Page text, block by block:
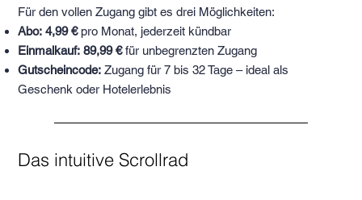
Für den vollen Zugang gibt es drei Möglichkeiten:
Abo: 4,99 €pro Monat, jederzeit kündbar
Einmalkauf: 89,99 €für unbegrenzten Zugang
Gutscheincode: Zugang für 7 bis 32 Tage – ideal als
Geschenk oder Hotelerlebnis
Das intuitive Scrollrad